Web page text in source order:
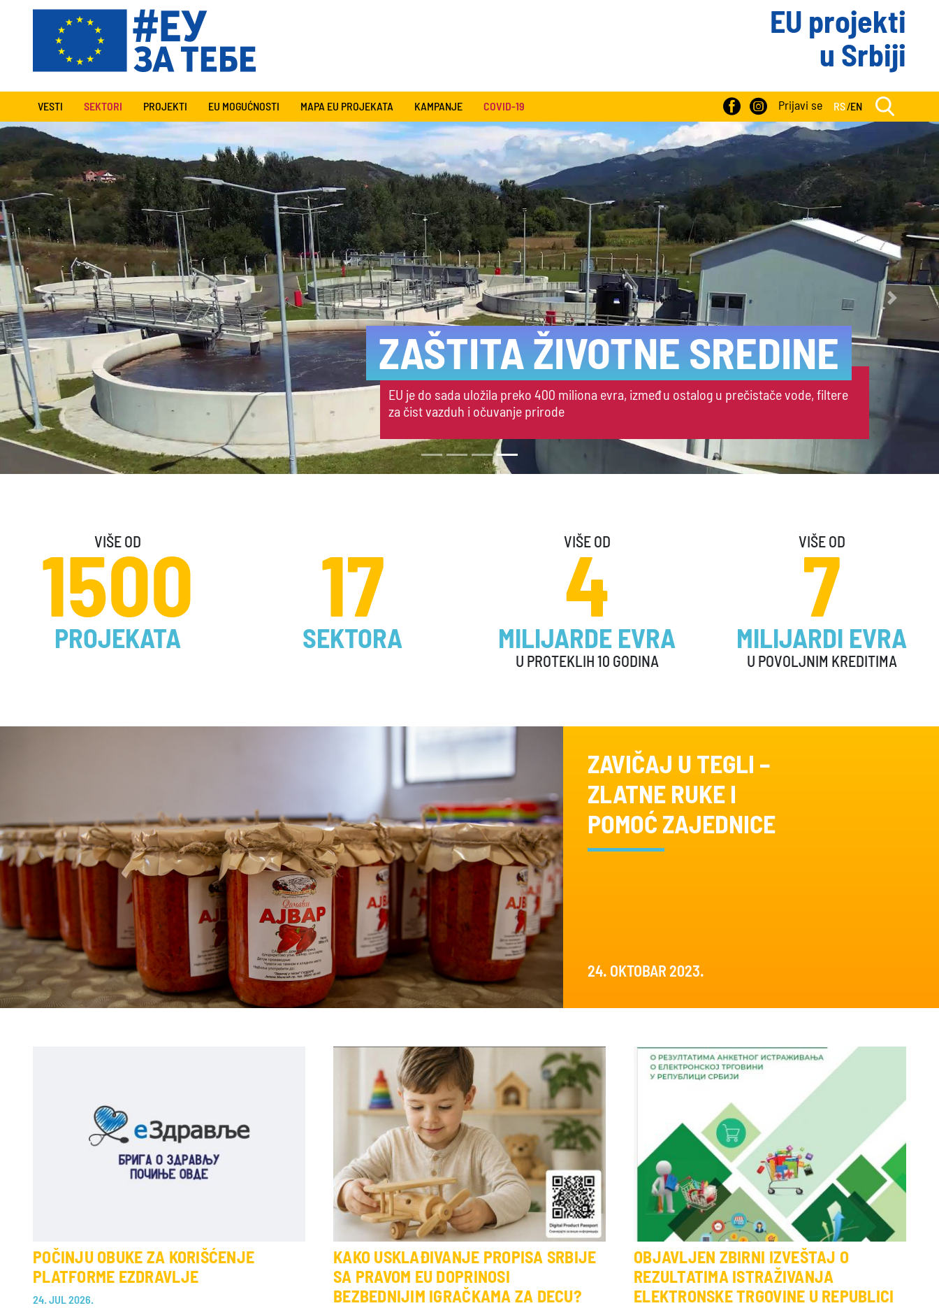
EU projekti
u Srbiji
VESTI SEKTORI PROJEKTI EU MOGUĆNOSTI MAPA EU PROJEKATA KAMPANJE COVID-19 Prijavi se RS/EN
SAOBRAĆAJ
EU je podržala izgradnju i rekonstrukciju preko 1500 kilometara puteva i pruga.
Previous Next
VIŠE OD
1500
PROJEKATA
17
SEKTORA
VIŠE OD
4
MILIJARDE EVRA
U PROTEKLIH 10 GODINA
VIŠE OD
7
MILIJARDI EVRA
U POVOLJNIM KREDITIMA
ZAVIČAJ U TEGLI –
ZLATNE RUKE I
POMOĆ ZAJEDNICE
24. OKTOBAR 2023.
POČINJU OBUKE ZA KORIŠĆENJE
PLATFORME EZDRAVLJE
24. JUL 2026.
KAKO USKLAĐIVANJE PROPISA SRBIJE
SA PRAVOM EU DOPRINOSI
BEZBEDNIJIM IGRAČKAMA ZA DECU?
OBJAVLJEN ZBIRNI IZVEŠTAJ O
REZULTATIMA ISTRAŽIVANJA
ELEKTRONSKE TRGOVINE U REPUBLICI